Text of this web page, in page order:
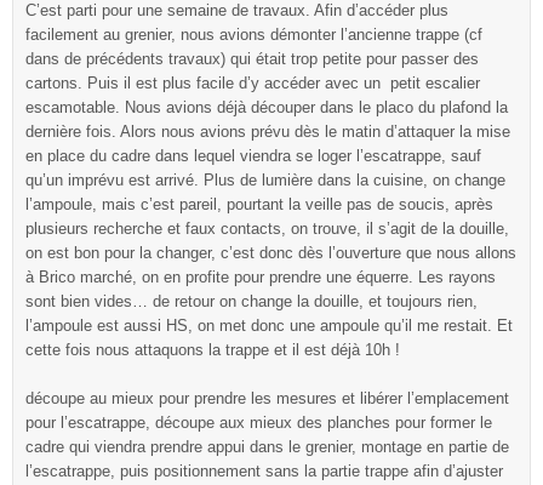
C’est parti pour une semaine de travaux. Afin d’accéder plus
facilement au grenier, nous avions démonter l’ancienne trappe (cf
dans de précédents travaux) qui était trop petite pour passer des
cartons. Puis il est plus facile d’y accéder avec un petit escalier
escamotable. Nous avions déjà découper dans le placo du plafond la
dernière fois. Alors nous avions prévu dès le matin d’attaquer la mise
en place du cadre dans lequel viendra se loger l’escatrappe, sauf
qu’un imprévu est arrivé. Plus de lumière dans la cuisine, on change
l’ampoule, mais c’est pareil, pourtant la veille pas de soucis, après
plusieurs recherche et faux contacts, on trouve, il s’agit de la douille,
on est bon pour la changer, c’est donc dès l’ouverture que nous allons
à Brico marché, on en profite pour prendre une équerre. Les rayons
sont bien vides… de retour on change la douille, et toujours rien,
l’ampoule est aussi HS, on met donc une ampoule qu’il me restait. Et
cette fois nous attaquons la trappe et il est déjà 10h !
découpe au mieux pour prendre les mesures et libérer l’emplacement
pour l’escatrappe, découpe aux mieux des planches pour former le
cadre qui viendra prendre appui dans le grenier, montage en partie de
l’escatrappe, puis positionnement sans la partie trappe afin d’ajuster